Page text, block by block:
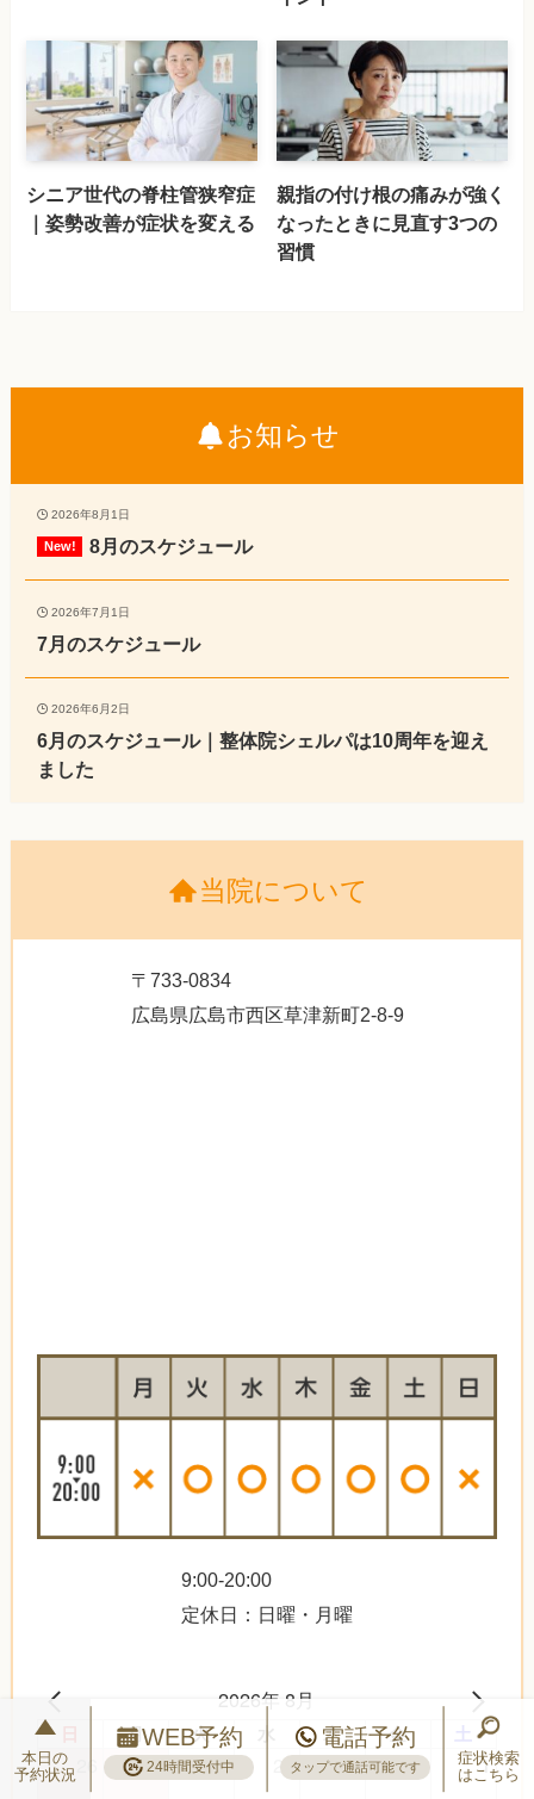
シニア世代の脊柱管狭窄症
｜姿勢改善が症状を変える
親指の付け根の痛みが強く
なったときに見直す3つの
習慣
お知らせ
2026年8月1日
8月のスケジュール
2026年7月1日
7月のスケジュール
2026年6月2日
6月のスケジュール｜整体院シェルパは10周年を迎え
ました
当院について
〒733-0834
広島県広島市西区草津新町2-8-9
9:00-20:00
定休日：日曜・月曜
2026年 8月
月 火 木 金 土
27 28 29 30 31 1
本日の
予約状況
WEB予約
24時間受付中
電話予約
タップで通話可能です
症状検索
はこちら